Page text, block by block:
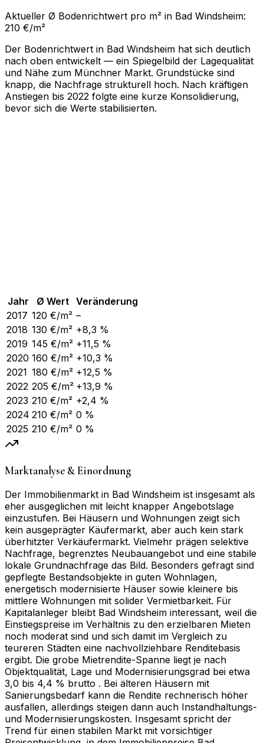
Aktueller Ø Bodenrichtwert pro m² in Bad Windsheim:
210 €/m²
Der Bodenrichtwert in Bad Windsheim hat sich deutlich
nach oben entwickelt — ein Spiegelbild der Lagequalität
und Nähe zum Münchner Markt. Grundstücke sind
knapp, die Nachfrage strukturell hoch. Nach kräftigen
Anstiegen bis 2022 folgte eine kurze Konsolidierung,
bevor sich die Werte stabilisierten.
Jahr Ø Wert Veränderung
2017 120 €/m² –
2018 130 €/m² +8,3 %
2019 145 €/m² +11,5 %
2020 160 €/m² +10,3 %
2021 180 €/m² +12,5 %
2022 205 €/m² +13,9 %
2023 210 €/m² +2,4 %
2024 210 €/m² 0 %
2025 210 €/m² 0 %
Marktanalyse & Einordnung
Der Immobilienmarkt in Bad Windsheim ist insgesamt als
eher ausgeglichen mit leicht knapper Angebotslage
einzustufen. Bei Häusern und Wohnungen zeigt sich
kein ausgeprägter Käufermarkt, aber auch kein stark
überhitzter Verkäufermarkt. Vielmehr prägen selektive
Nachfrage, begrenztes Neubauangebot und eine stabile
lokale Grundnachfrage das Bild. Besonders gefragt sind
gepflegte Bestandsobjekte in guten Wohnlagen,
energetisch modernisierte Häuser sowie kleinere bis
mittlere Wohnungen mit solider Vermietbarkeit. Für
Kapitalanleger bleibt Bad Windsheim interessant, weil die
Einstiegspreise im Verhältnis zu den erzielbaren Mieten
noch moderat sind und sich damit im Vergleich zu
teureren Städten eine nachvollziehbare Renditebasis
ergibt. Die grobe Mietrendite-Spanne liegt je nach
Objektqualität, Lage und Modernisierungsgrad bei etwa
3,0 bis 4,4 % brutto . Bei älteren Häusern mit
Sanierungsbedarf kann die Rendite rechnerisch höher
ausfallen, allerdings steigen dann auch Instandhaltungs-
und Modernisierungskosten. Insgesamt spricht der
Trend für einen stabilen Markt mit vorsichtiger